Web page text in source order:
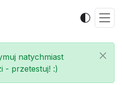
natychmiast
- przetestuj! :)